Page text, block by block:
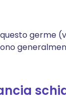
germe